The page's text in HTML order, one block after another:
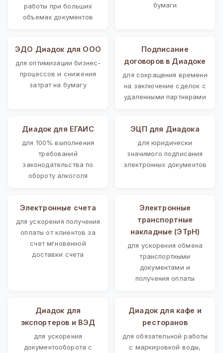
работы при больших
объемах документов
бумаги
ЭДО Диадок для ООО
для оптимизации бизнес-
процессов и снижения
затрат на бумагу
Подписание
договоров в Диадоке
для сокращения времени
на заключение сделок с
удаленными партнерами
Диадок для ЕГАИС
для 100% выполнения
требований
законодательства по
обороту алкоголя
ЭЦП для Диадока
для юридически
значимого подписания
электронных документов
Электронные счета
для ускорения получения
оплаты от клиентов за
счет мгновенной
доставки счета
Электронные
транспортные
накладные (ЭТрН)
для ускорения обмена
транспортными
документами и
получения оплаты
Диадок для
экспортеров и ВЭД
для ускорения
документооборота с
Диадок для кафе и
ресторанов
для обязательной работы
с маркировкой воды,